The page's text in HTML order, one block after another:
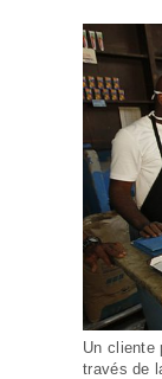
Un cliente
través de